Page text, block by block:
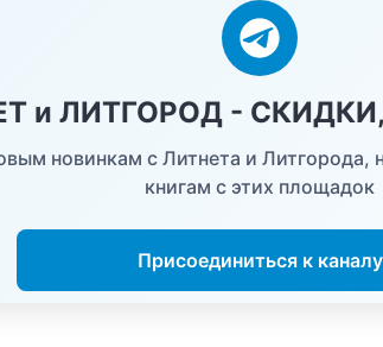
и ЛИТГОРОД -
новинкам с Литнета и
книгам с этих площадок
Присоединиться к каналу